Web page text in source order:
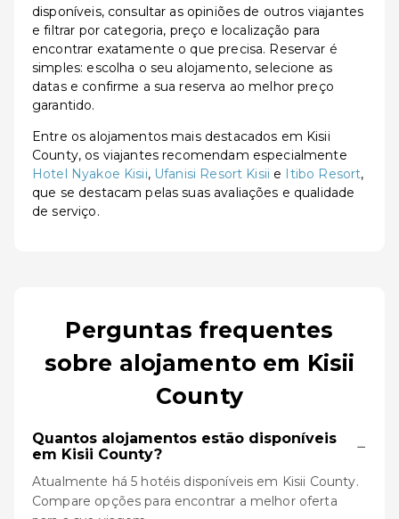
disponíveis, consultar as opiniões de outros viajantes
e filtrar por categoria, preço e localização para
encontrar exatamente o que precisa. Reservar é
simples: escolha o seu alojamento, selecione as
datas e confirme a sua reserva ao melhor preço
garantido.
Entre os alojamentos mais destacados em Kisii
County, os viajantes recomendam especialmente
Hotel Nyakoe Kisii, Ufanisi Resort Kisii e Itibo Resort,
que se destacam pelas suas avaliações e qualidade
de serviço.
Perguntas frequentes
sobre alojamento em Kisii
County
Quantos alojamentos estão disponíveis
em Kisii County?
−
Atualmente há 5 hotéis disponíveis em Kisii County.
Compare opções para encontrar a melhor oferta